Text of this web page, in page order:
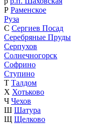
Р Раменское
Руза
С Сергиев Посад
Серебряные Пруды
Серпухов
Солнечногорск
Софрино
Ступино
Т Талдом
Х Хотьково
Ч Чехов
Ш Шатура
Щ Щелково